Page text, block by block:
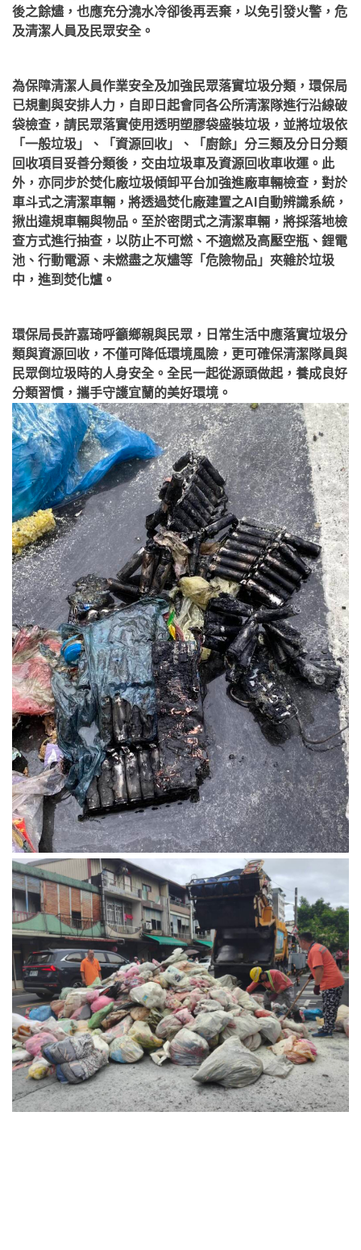
後之餘燼，也應充分澆水冷卻後再丟棄，以免引發火警，危
及清潔人員及民眾安全。
為保障清潔人員作業安全及加強民眾落實垃圾分類，環保局
已規劃與安排人力，自即日起會同各公所清潔隊進行沿線破
袋檢查，請民眾落實使用透明塑膠袋盛裝垃圾，並將垃圾依
「一般垃圾」、「資源回收」、「廚餘」分三類及分日分類
回收項目妥善分類後，交由垃圾車及資源回收車收運。此
外，亦同步於焚化廠垃圾傾卸平台加強進廠車輛檢查，對於
車斗式之清潔車輛，將透過焚化廠建置之AI自動辨識系統，
揪出違規車輛與物品。至於密閉式之清潔車輛，將採落地檢
查方式進行抽查，以防止不可燃、不適燃及高壓空瓶、鋰電
池、行動電源、未燃盡之灰燼等「危險物品」夾雜於垃圾
中，進到焚化爐。
環保局長許嘉琦呼籲鄉親與民眾，日常生活中應落實垃圾分
類與資源回收，不僅可降低環境風險，更可確保清潔隊員與
民眾倒垃圾時的人身安全。全民一起從源頭做起，養成良好
分類習慣，攜手守護宜蘭的美好環境。